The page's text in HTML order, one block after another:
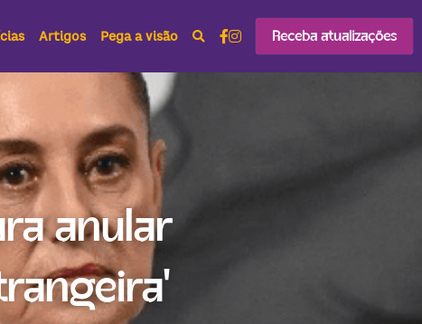
Artigos Pega a visão Receba atualizações
anular